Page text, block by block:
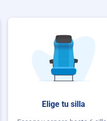
Elige tu silla